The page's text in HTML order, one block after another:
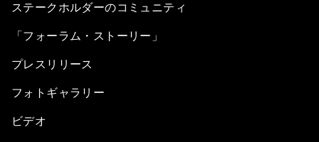
ステークホルダーのコミュニティ
「フォーラム・ストーリー」
プレスリリース
フォトギャラリー
ビデオ